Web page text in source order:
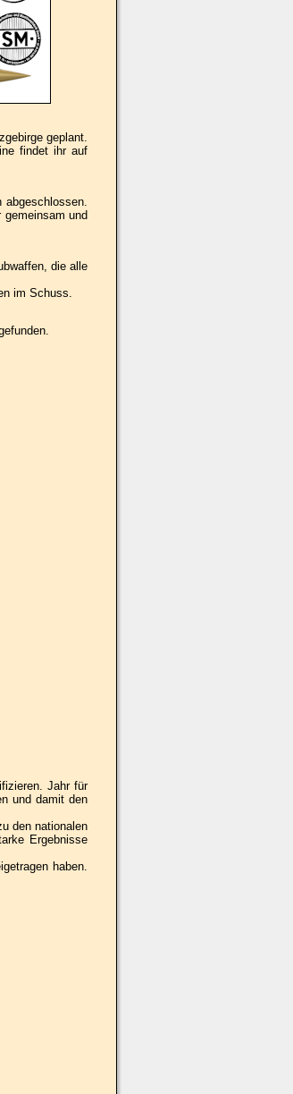
geplant.
findet ihr auf
abgeschlossen.
und
die alle
im Schuss.
Jahr für
und damit den
den nationalen
Ergebnisse
haben.